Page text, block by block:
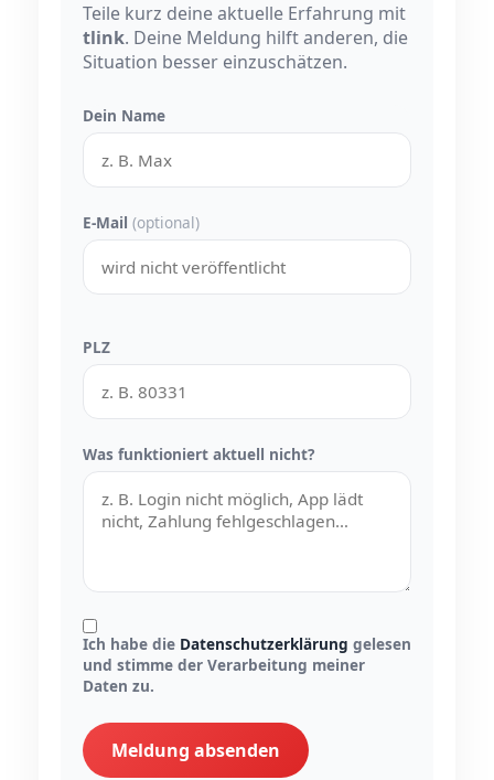
Teile kurz deine aktuelle Erfahrung mit
tlink. Deine Meldung hilft anderen, die
Situation besser einzuschätzen.
Dein Name
E-Mail (optional)
PLZ
Was funktioniert aktuell nicht?
Ich habe die Datenschutzerklärung gelesen
und stimme der Verarbeitung meiner
Daten zu.
Meldung absenden